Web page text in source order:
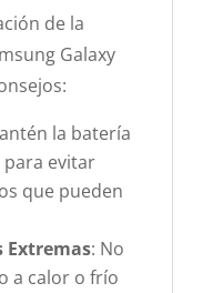
de la
Galaxy
la batería
para evitar
que pueden
Extremas: No
a calor o frío